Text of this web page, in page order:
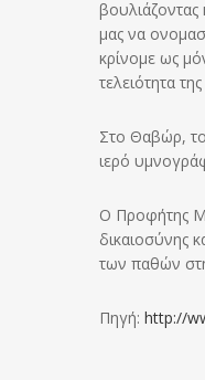
μας να
κρίνομε ως
τελειότητα
Στο Θαβώρ,
ιερό
Ο Προφήτης
δικαιοσύνης
των παθών
Πηγή: http://